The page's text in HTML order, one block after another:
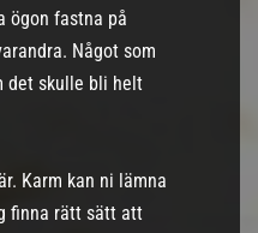
ögon fastna på
Något som
det skulle bli helt
Karm kan ni lämna
finna rätt sätt att